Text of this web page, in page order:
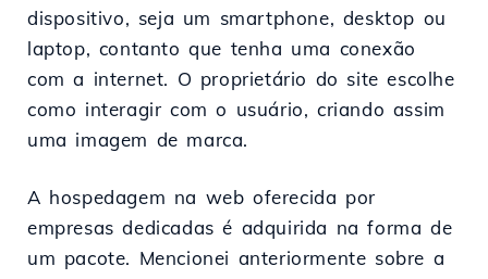
dispositivo, seja um smartphone, desktop ou
laptop, contanto que tenha uma conexão
com a internet. O proprietário do site escolhe
como interagir com o usuário, criando assim
uma imagem de marca.
A hospedagem na web oferecida por
empresas dedicadas é adquirida na forma de
um pacote. Mencionei anteriormente sobre a